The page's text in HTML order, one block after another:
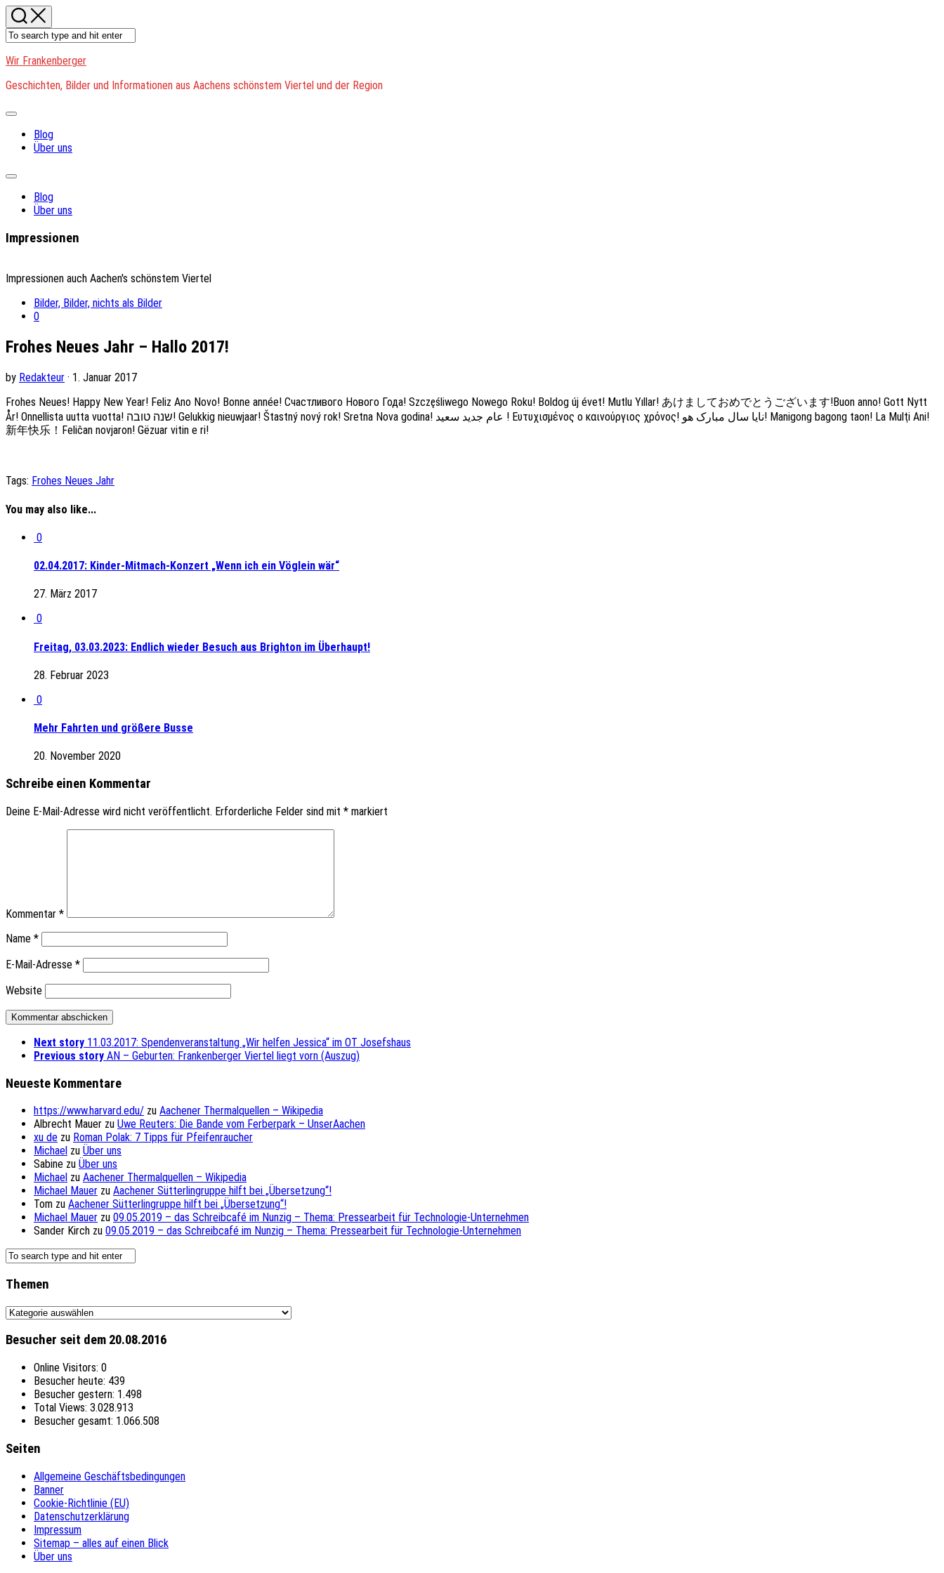
Skip
to
content
Wir Frankenberger
Geschichten, Bilder und Informationen aus Aachens schönstem Viertel und der Region
Expand
Blog
Über uns
Expand
Blog
Über uns
Impressionen
Impressionen auch Aachen's schönstem Viertel
Bilder, Bilder, nichts als Bilder
0
Frohes Neues Jahr – Hallo 2017!
by Redakteur · 1. Januar 2017
Frohes Neues! Happy New Year! Feliz Ano Novo! Bonne année! Счастливого Нового Года! Szczęśliwego Nowego Roku! Boldog új évet! Mutlu Yıllar! あけましておめでとうございます!Buon anno! Gott Nytt
År! Onnellista uutta vuotta! שנה טובה! Gelukkig nieuwjaar! Štastný nový rok! Sretna Nova godina! عام جديد سعيد ! Ευτυχισμένος ο καινούργιος χρόνος! نايا سال مبارک هو! Manigong bagong taon! La Mulţi Ani!
新年快乐！Feliĉan novjaron! Gëzuar vitin e ri!
Tags: Frohes Neues Jahr
You may also like...
0
02.04.2017: Kinder-Mitmach-Konzert „Wenn ich ein Vöglein wär“
27. März 2017
0
Freitag, 03.03.2023: Endlich wieder Besuch aus Brighton im Überhaupt!
28. Februar 2023
0
Mehr Fahrten und größere Busse
20. November 2020
Schreibe einen Kommentar
Deine E-Mail-Adresse wird nicht veröffentlicht. Erforderliche Felder sind mit * markiert
Kommentar *
Name *
E-Mail-Adresse *
Website
Next story 11.03.2017: Spendenveranstaltung „Wir helfen Jessica“ im OT Josefshaus
Previous story AN – Geburten: Frankenberger Viertel liegt vorn (Auszug)
Neueste Kommentare
https://www.harvard.edu/ zu Aachener Thermalquellen – Wikipedia
Albrecht Mauer zu Uwe Reuters: Die Bande vom Ferberpark – UnserAachen
xu de zu Roman Polak: 7 Tipps für Pfeifenraucher
Michael zu Über uns
Sabine zu Über uns
Michael zu Aachener Thermalquellen – Wikipedia
Michael Mauer zu Aachener Sütterlingruppe hilft bei „Übersetzung“!
Tom zu Aachener Sütterlingruppe hilft bei „Übersetzung“!
Michael Mauer zu 09.05.2019 – das Schreibcafé im Nunzig – Thema: Pressearbeit für Technologie-Unternehmen
Sander Kirch zu 09.05.2019 – das Schreibcafé im Nunzig – Thema: Pressearbeit für Technologie-Unternehmen
Themen
Themen
Besucher seit dem 20.08.2016
Online Visitors: 0
Besucher heute: 439
Besucher gestern: 1.498
Total Views: 3.028.913
Besucher gesamt: 1.066.508
Seiten
Allgemeine Geschäftsbedingungen
Banner
Cookie-Richtlinie (EU)
Datenschutzerklärung
Impressum
Sitemap – alles auf einen Blick
Über uns